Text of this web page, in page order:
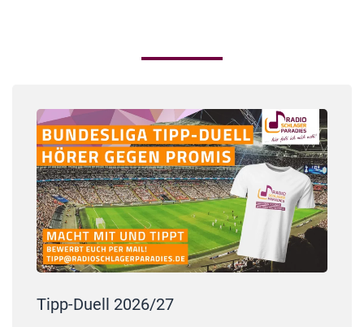
Tipp-Duell 2026/27